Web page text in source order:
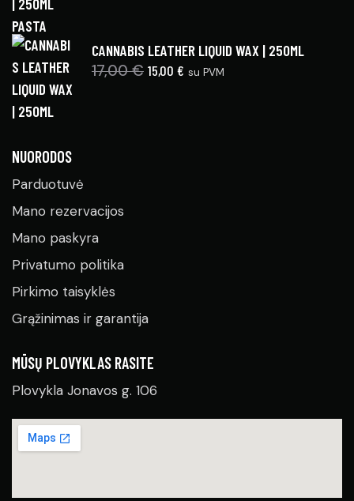
CANNABIS LEATHER LIQUID WAX | 250ML
17,00€ 15,00 € su PVM
NUORODOS
Parduotuvė
Mano rezervacijos
Mano paskyra
Privatumo politika
Pirkimo taisyklės
Grąžinimas ir garantija
MŪSŲ PLOVYKLAS RASITE
Plovykla Jonavos g. 106